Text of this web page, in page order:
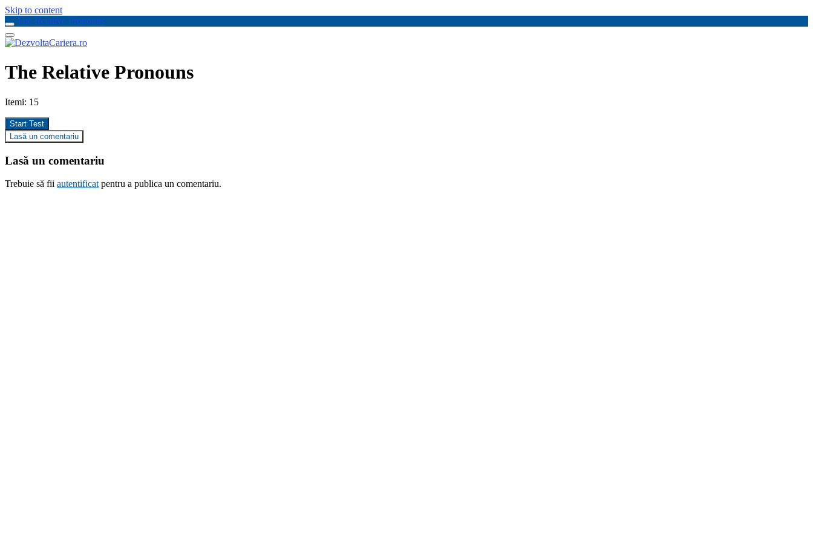
Skip to content
The Relative Pronouns
The Relative Pronouns
Itemi: 15
Lasă un comentariu
Lasă un comentariu
Trebuie să fii autentificat pentru a publica un comentariu.